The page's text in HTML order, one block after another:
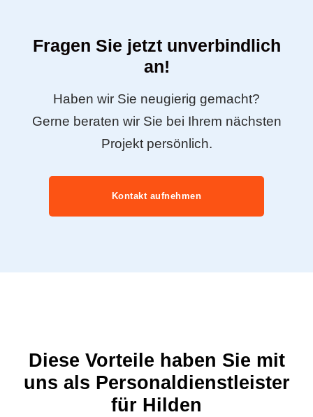
Fragen Sie jetzt unverbindlich
an!
Haben wir Sie neugierig gemacht?
Gerne beraten wir Sie bei Ihrem nächsten
Projekt persönlich.
Kontakt aufnehmen
Diese Vorteile haben Sie mit
uns als Personaldienstleister
für Hilden